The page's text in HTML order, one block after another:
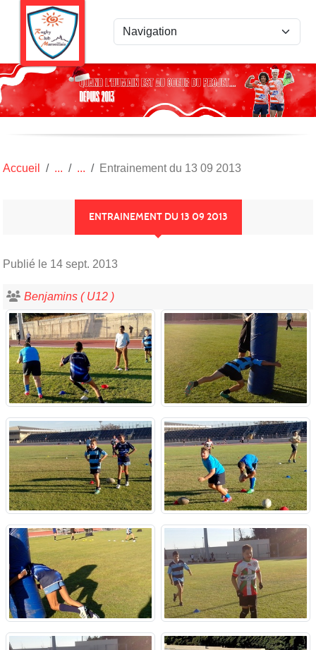
Accueil Entrainement du 13 09 2013
ENTRAINEMENT DU 13 09 2013
Publié le 14 sept. 2013
Benjamins ( U12 )
Panneau de gestion des cookies